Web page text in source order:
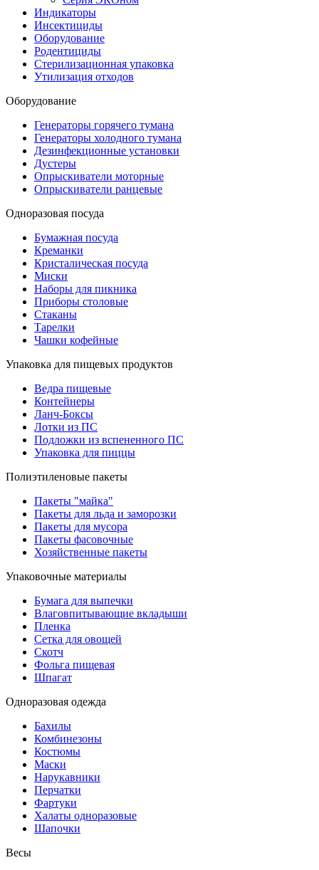
Индикаторы
Инсектициды
Оборудование
Родентициды
Стерилизационная упаковка
Утилизация отходов
Оборудование
Генераторы горячего тумана
Генераторы холодного тумана
Дезинфекционные установки
Дустеры
Опрыскиватели моторные
Опрыскиватели ранцевые
Одноразовая посуда
Бумажная посуда
Креманки
Кристалическая посуда
Миски
Наборы для пикника
Приборы столовые
Стаканы
Тарелки
Чашки кофейные
Упаковка для пищевых продуктов
Ведра пищевые
Контейнеры
Ланч-Боксы
Лотки из ПС
Подложки из вспененного ПС
Упаковка для пиццы
Полиэтиленовые пакеты
Пакеты "майка"
Пакеты для льда и заморозки
Пакеты для мусора
Пакеты фасовочные
Хозяйственные пакеты
Упаковочные материалы
Бумага для выпечки
Влаговпитывающие вкладыши
Пленка
Сетка для овощей
Скотч
Фольга пищевая
Шпагат
Одноразовая одежда
Бахилы
Комбинезоны
Костюмы
Маски
Нарукавники
Перчатки
Фартуки
Халаты одноразовые
Шапочки
Весы